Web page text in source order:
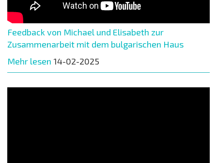
Feedback von Michael und Elisabeth zur
Zusammenarbeit mit dem bulgarischen Haus
Mehr lesen 14-02-2025